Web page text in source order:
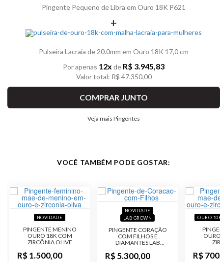
Pingente Pequeno de Libra em Ouro 18K P621
+
Pulseira Lacraia de 20.0mm em Ouro 18K 17,0 cm
Por apenas 12x de R$ 3.945,83
Valor total: R$ 47.350,00
COMPRAR JUNTO
Veja mais Pingentes
VOCÊ TAMBÉM PODE GOSTAR:
NOVIDADE
PINGENTE MENINO
OURO 18K COM
ZIRCÔNIA OLIVE
R$ 1.500,00
NOVIDADE
LAB GROWN
PINGENTE CORAÇÃO
COM FILHOS E
DIAMANTES LAB
R$ 5.300,00
OURO
R$